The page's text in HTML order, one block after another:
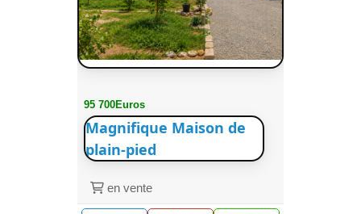
95 700Euros
Magnifique Maison de
plain-pied
en vente